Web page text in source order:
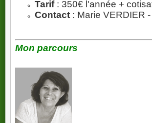
Tarif: 350€ l'année +
Contact : Marie VERDIER
Mon parcours